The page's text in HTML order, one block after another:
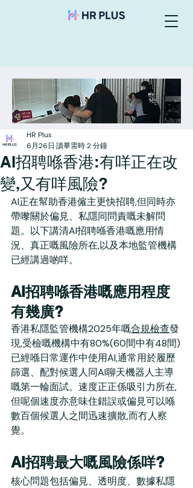
AI招聘喺香港:有咩正在改
變,又有咩風險?
HR Plus
6月26日 讀畢需時 2 分鐘
AI正在幫助香港僱主更快招聘,但同時亦
帶嚟關於偏見、私隱同問責嘅未解問
題。以下講清AI招聘喺香港嘅應用情
況、真正嘅風險所在,以及本地監管機構
已經講過啲咩。
AI招聘喺香港嘅應用程度
有幾廣?
香港私隱監管機構2025年嘅合規檢查發
現,受檢嘅機構中有80%(60間中有48間)
已經喺日常運作中使用AI,通常用於履歷
篩選、配對候選人同AI聊天機器人主導
嘅第一輪面試。速度正正係吸引力所在,
但呢個速度亦意味住錯誤或偏見可以喺
數百個候選人之間迅速擴散,而冇人察
覺。
AI招聘最大嘅風險係咩?
核心問題包括偏見、透明度、數據私隱